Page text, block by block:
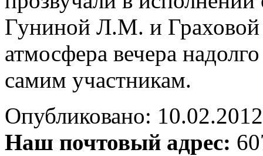
Гуниной Л.М. и
атмосфера вечера
самим участникам.
Опубликовано:
Наш почтовый адрес: